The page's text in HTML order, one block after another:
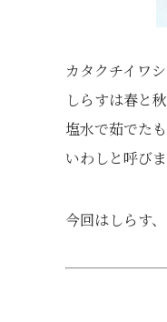
カタクチイワ
しらすは春と
塩水で茹でた
いわしと呼びま
今回はしらす